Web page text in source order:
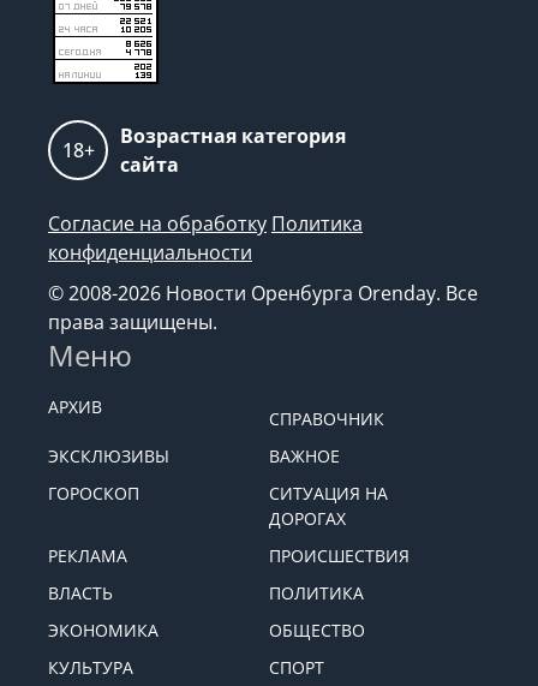
18+
Возрастная категория
сайта
Согласие на обработку Политика
конфиденциальности
© 2008-2026 Новости Оренбурга Orenday. Все
права защищены.
Меню
АРХИВ
СПРАВОЧНИК
ЭКСКЛЮЗИВЫ
ВАЖНОЕ
ГОРОСКОП
СИТУАЦИЯ НА
ДОРОГАХ
РЕКЛАМА
ПРОИСШЕСТВИЯ
ВЛАСТЬ
ПОЛИТИКА
ЭКОНОМИКА
ОБЩЕСТВО
КУЛЬТУРА
СПОРТ